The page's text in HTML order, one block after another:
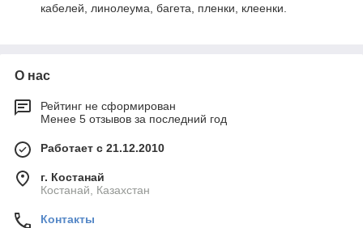
кабелей, линолеума, багета, пленки, клеенки.
О нас
Рейтинг не сформирован
Менее 5 отзывов за последний год
Работает с 21.12.2010
г. Костанай
Костанай, Казахстан
Контакты